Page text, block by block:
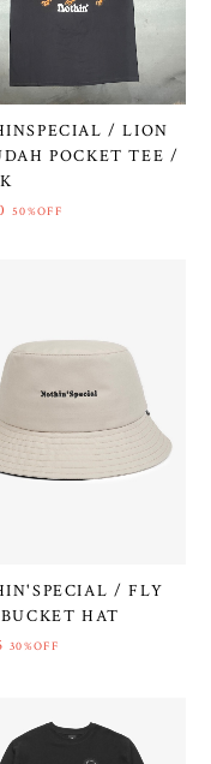
/ LION
POCKET TEE /
50%OFF
/ FLY
HAT
30%OFF